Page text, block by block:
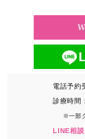
・その他、特定の
②TCBグループが
日時、閲覧履歴等
（これには、
関する情報を含みま
③TCBグループが第
患者様の同意を得
電話予
診療時間
※一部
LINE相